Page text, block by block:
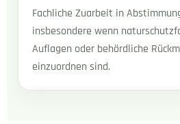
Fachliche Zuarbeit in
insbesondere wenn
Auflagen oder behördliche
einzuordnen sind.